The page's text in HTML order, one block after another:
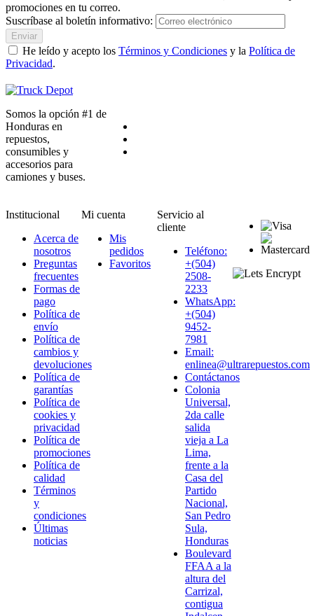
promociones en tu correo.
Suscríbase al boletín informativo:
Enviar
He leído y acepto los Términos y Condiciones y la Política de
Privacidad.
Somos la opción #1 de
Honduras en
repuestos,
consumibles y
accesorios para
camiones y buses.
Institucional
Acerca de
nosotros
Preguntas
frecuentes
Formas de
pago
Política de
envío
Política de
cambios y
devoluciones
Política de
garantías
Política de
cookies y
privacidad
Política de
promociones
Política de
calidad
Términos
y
condiciones
Últimas
noticias
Mi cuenta
Mis
pedidos
Favoritos
Servicio al
cliente
Teléfono:
+(504)
2508-
2233
WhatsApp:
+(504)
9452-
7981
Email:
enlinea@ultrarepuestos.com
Contáctanos
Colonia
Universal,
2da calle
salida
vieja a La
Lima,
frente a la
Casa del
Partido
Nacional,
San Pedro
Sula,
Honduras
Boulevard
FFAA a la
altura del
Carrizal,
contigua